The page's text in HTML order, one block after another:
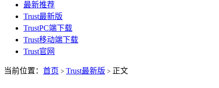
最新推荐
Trust最新版
TrustPC端下载
Trust移动端下载
Trust官网
当前位置： 首页 > Trust最新版 > 正文